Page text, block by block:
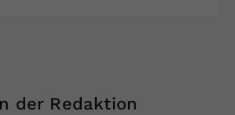
der Redaktion